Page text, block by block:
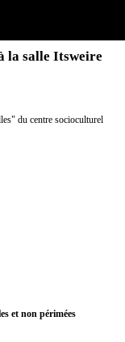
la salle Itsweire
du centre socioculturel
et non périmées